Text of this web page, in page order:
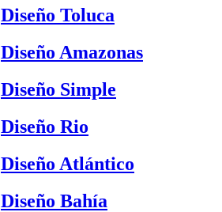
Diseño Toluca
Diseño Amazonas
Diseño Simple
Diseño Rio
Diseño Atlántico
Diseño Bahía